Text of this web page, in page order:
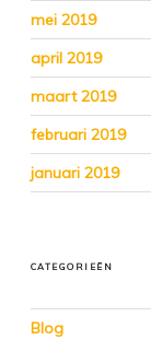
mei 2019
april 2019
maart 2019
februari 2019
januari 2019
CATEGORIEËN
Blog